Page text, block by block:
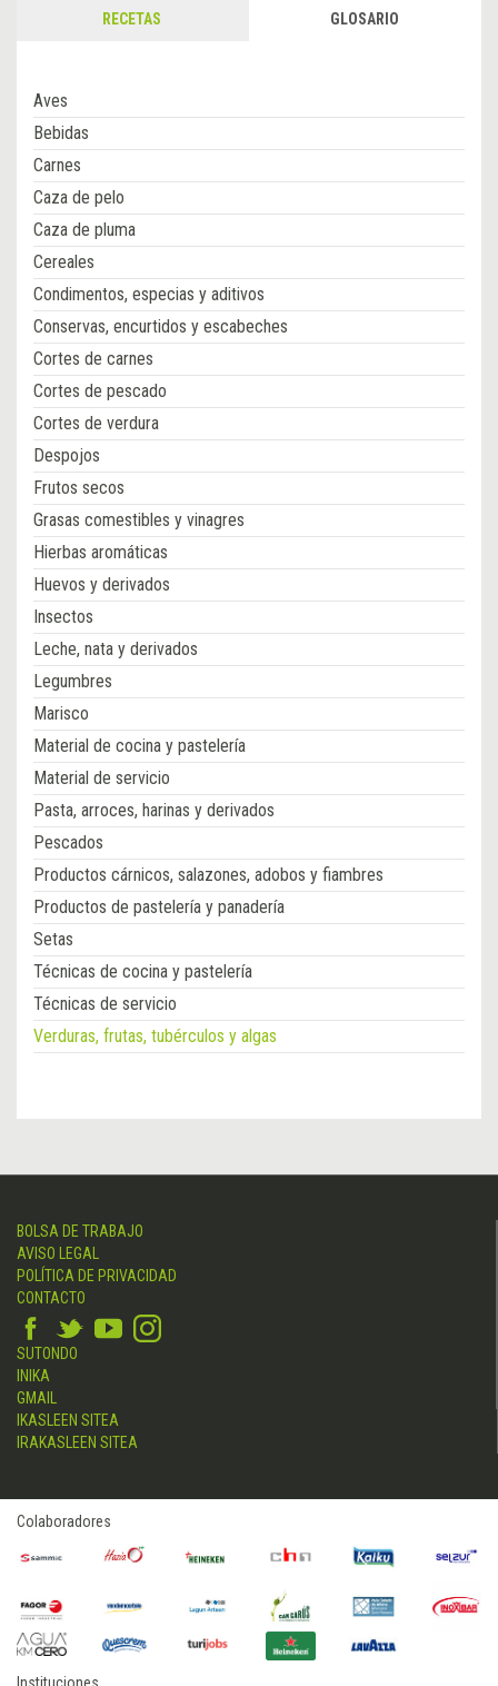
RECETAS GLOSARIO
Aves
Bebidas
Carnes
Caza de pelo
Caza de pluma
Cereales
Condimentos, especias y aditivos
Conservas, encurtidos y escabeches
Cortes de carnes
Cortes de pescado
Cortes de verdura
Despojos
Frutos secos
Grasas comestibles y vinagres
Hierbas aromáticas
Huevos y derivados
Insectos
Leche, nata y derivados
Legumbres
Marisco
Material de cocina y pastelería
Material de servicio
Pasta, arroces, harinas y derivados
Pescados
Productos cárnicos, salazones, adobos y fiambres
Productos de pastelería y panadería
Setas
Técnicas de cocina y pastelería
Técnicas de servicio
Verduras, frutas, tubérculos y algas
BOLSA DE TRABAJO
AVISO LEGAL
POLÍTICA DE PRIVACIDAD
CONTACTO
SUTONDO
INIKA
GMAIL
IKASLEEN SITEA
IRAKASLEEN SITEA
Colaboradores